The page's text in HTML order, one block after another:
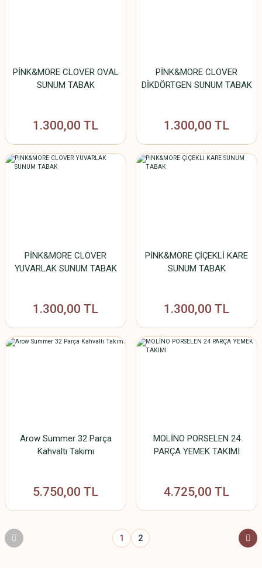
PİNK&MORE CLOVER OVAL
SUNUM TABAK
1.300,00 TL
PİNK&MORE CLOVER
DİKDÖRTGEN SUNUM TABAK
1.300,00 TL
PİNK&MORE CLOVER
YUVARLAK SUNUM TABAK
1.300,00 TL
PİNK&MORE ÇİÇEKLİ KARE
SUNUM TABAK
1.300,00 TL
Arow Summer 32 Parça
Kahvaltı Takımı
5.750,00 TL
MOLİNO PORSELEN 24
PARÇA YEMEK TAKIMI
4.725,00 TL
1 2